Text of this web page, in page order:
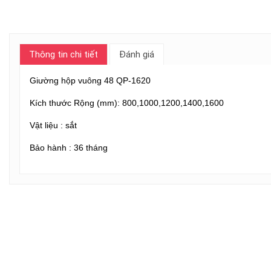
Thông tin chi tiết Đánh giá
Giường hộp vuông 48 QP-1620
Kích thước Rộng (mm): 800,1000,1200,1400,1600
Vật liệu : sắt
Bảo hành : 36 tháng